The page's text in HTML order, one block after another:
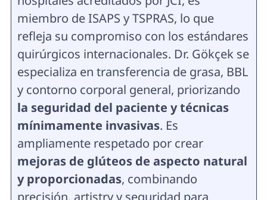
miembro de ISAPS y TSPRAS, lo que
refleja su compromiso con los estándares
quirúrgicos internacionales. Dr. Gökçek se
especializa en transferencia de grasa, BBL
y contorno corporal general, priorizando
la seguridad del paciente y técnicas
mínimamente invasivas. Es
ampliamente respetado por crear
mejoras de glúteos de aspecto natural
y proporcionadas, combinando
precisión, artistry y seguridad para